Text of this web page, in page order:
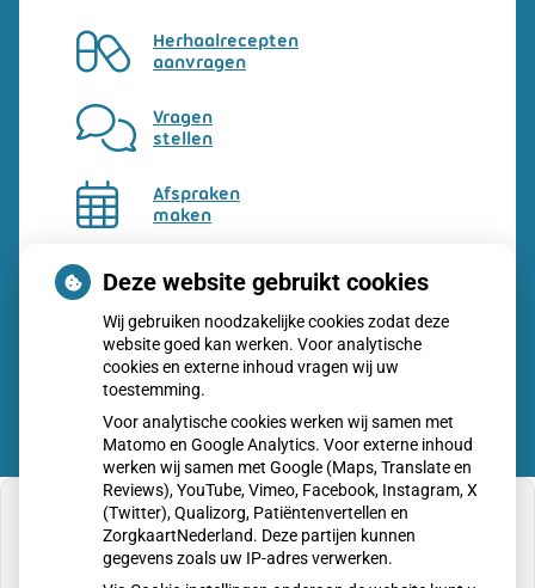
Herhaalrecepten
aanvragen
Vragen
stellen
Afspraken
maken
Dossier
bekijken
U heeft geen toestemming gegeven voor
Deze website gebruikt cookies
Wij gebruiken noodzakelijke cookies zodat deze
website goed kan werken. Voor analytische
cookies en externe inhoud vragen wij uw
toestemming.
Voor analytische cookies werken wij samen met
Matomo en Google Analytics. Voor externe inhoud
werken wij samen met Google (Maps, Translate en
Reviews), YouTube, Vimeo, Facebook, Instagram, X
(Twitter), Qualizorg, Patiëntenvertellen en
ZorgkaartNederland. Deze partijen kunnen
gegevens zoals uw IP-adres verwerken.